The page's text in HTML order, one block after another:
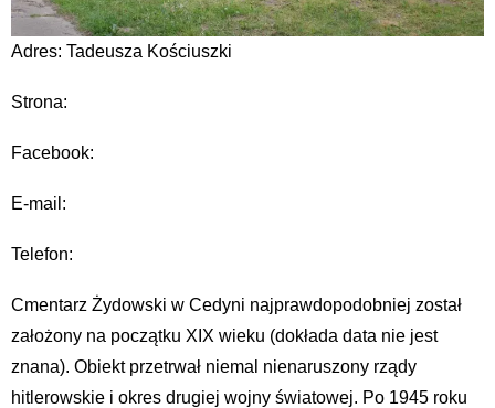
Adres: Tadeusza Kościuszki
Strona:
Facebook:
E-mail:
Telefon:
Cmentarz Żydowski w Cedyni najprawdopodobniej został
założony na początku XIX wieku (dokłada data nie jest
znana). Obiekt przetrwał niemal nienaruszony rządy
hitlerowskie i okres drugiej wojny światowej. Po 1945 roku